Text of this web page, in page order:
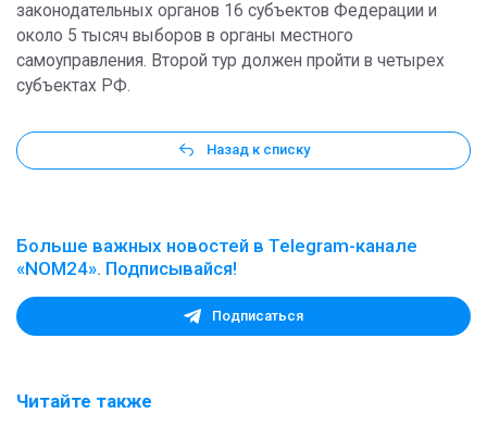
законодательных органов 16 субъектов Федерации и
около 5 тысяч выборов в органы местного
самоуправления. Второй тур должен пройти в четырех
субъектах РФ.
Назад к списку
Больше важных новостей в Telegram-канале
«NOM24». Подписывайся!
Подписаться
Читайте также